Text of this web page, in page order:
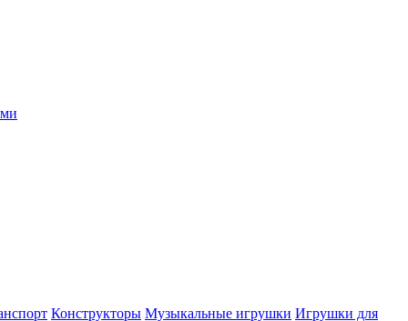
Конструкторы Музыкальные игрушки Игрушки для